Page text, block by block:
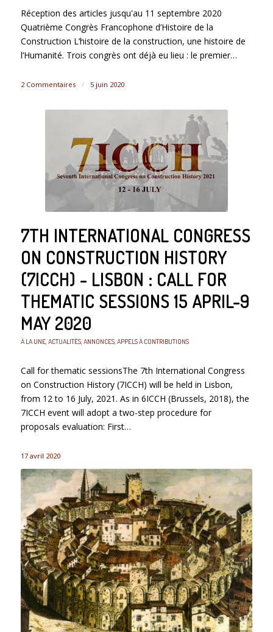
Réception des articles jusqu'au 11 septembre 2020
Quatrième Congrès Francophone d’Histoire de la
Construction L’histoire de la construction, une histoire de
l’Humanité. Trois congrès ont déjà eu lieu : le premier…
2 Commentaires / 5 juin 2020
7TH INTERNATIONAL CONGRESS
ON CONSTRUCTION HISTORY
(7ICCH) - LISBON : CALL FOR
THEMATIC SESSIONS 15 APRIL-9
MAY 2020
À LA UNE, ACTUALITÉS, ANNONCES, APPELS À CONTRIBUTIONS
Call for thematic sessionsThe 7th International Congress
on Construction History (7ICCH) will be held in Lisbon,
from 12 to 16 July, 2021. As in 6ICCH (Brussels, 2018), the
7ICCH event will adopt a two-step procedure for
proposals evaluation: First…
17 avril 2020